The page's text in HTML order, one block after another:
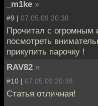
_m1ke »
#9 | 07.05.09 20:38
Прочитал с огромным
посмотреть
прикупить парочку !
RAV82 »
#10 | 07.05.09 20:38
Статья отличная!